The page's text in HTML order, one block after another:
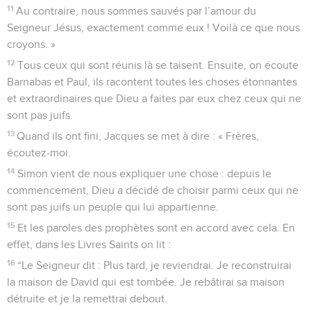
11 Au contraire, nous sommes sauvés par l’amour du
Seigneur Jésus, exactement comme eux ! Voilà ce que nous
croyons. »
12 Tous ceux qui sont réunis là se taisent. Ensuite, on écoute
Barnabas et Paul, ils racontent toutes les choses étonnantes
et extraordinaires que Dieu a faites par eux chez ceux qui ne
sont pas juifs.
13 Quand ils ont fini, Jacques se met à dire : « Frères,
écoutez-moi.
14 Simon vient de nous expliquer une chose : depuis le
commencement, Dieu a décidé de choisir parmi ceux qui ne
sont pas juifs un peuple qui lui appartienne.
15 Et les paroles des prophètes sont en accord avec cela. En
effet, dans les Livres Saints on lit :
16 “Le Seigneur dit : Plus tard, je reviendrai. Je reconstruirai
la maison de David qui est tombée. Je rebâtirai sa maison
détruite et je la remettrai debout.